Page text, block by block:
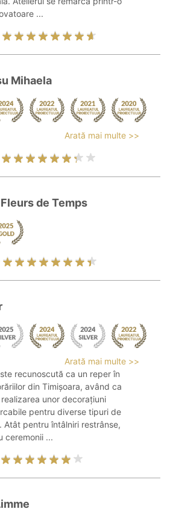
...
Mihaela
Arată mai multe >>
de Temps
Arată mai multe >>
recunoscută ca un reper în
din Timișoara, având ca
unor decorațiuni
pentru diverse tipuri de
Atât pentru întâlniri restrânse,
ceremonii ...